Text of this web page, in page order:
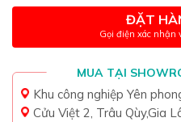
ĐẶT
Gọi điện xác nhận
MUA TẠI
Khu công nghiệp Yên
Cửu Việt 2, Trâu Qùy,Gia